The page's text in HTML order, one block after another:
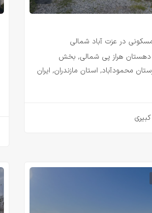
دهستان هراز پی شمالی, بخش
محمودآباد, استان مازندران, ایران